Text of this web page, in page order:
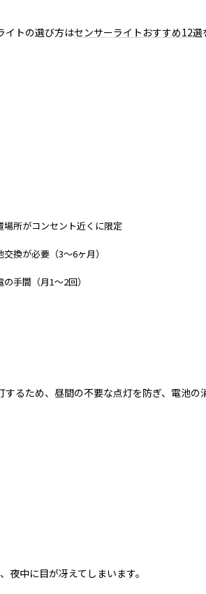
イトの選び方はセンサーライトおすすめ12選
場所がコンセント近くに限定
交換が必要（3〜6ヶ月）
の手間（月1〜2回）
るため、昼間の不要な点灯を防ぎ、電池の
夜中に目が冴えてしまいます。